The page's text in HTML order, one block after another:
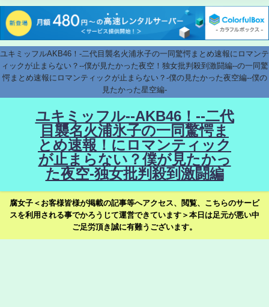
ユキミッフルAKB46！-二代目襲名火浦氷子の一同驚愕まとめ速報にロマンテ
ィックが止まらない？--僕が見たかった夜空！独女批判殺到激闘編--の一同驚
愕まとめ速報にロマンティックが止まらない？-僕の見たかった夜空編--僕の
見たかった星空編-
ユキミッフル--AKB46！--二代
目襲名火浦氷子の一同驚愕ま
とめ速報！にロマンティック
が止まらない？僕が見たかっ
た夜空-独女批判殺到激闘編
腐女子＜お客様皆様が掲載の記事等へアクセス、閲覧、こちらのサービ
スを利用される事でかろうじて運営できています＞本日は足元が悪い中
ご足労頂き誠に有難うございます。